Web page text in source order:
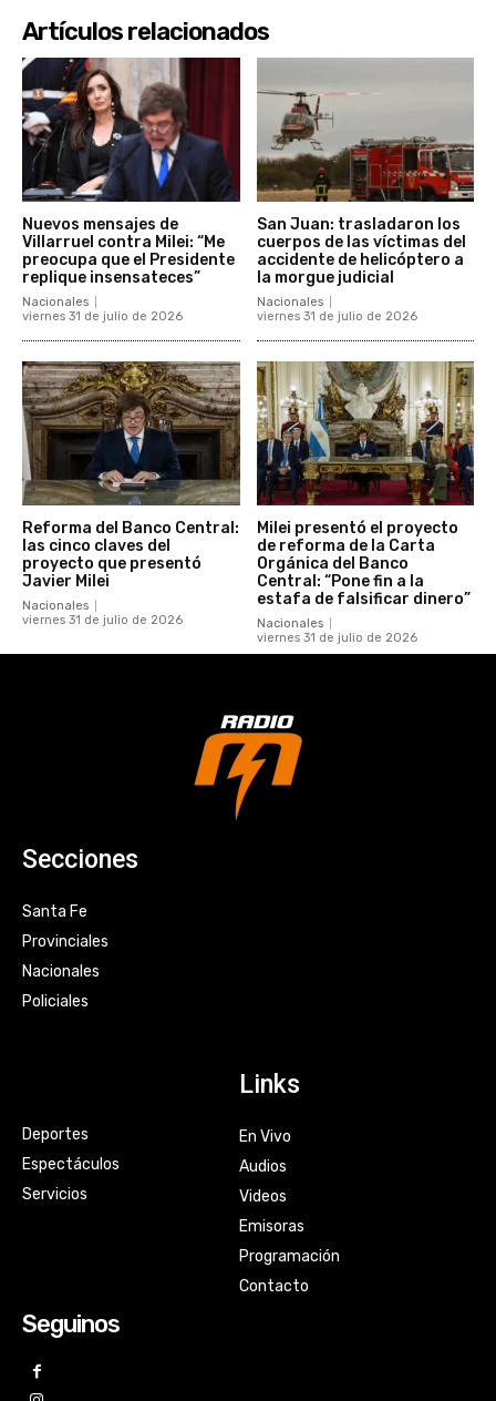
Artículos relacionados
Nuevos mensajes de
Villarruel contra Milei: “Me
preocupa que el Presidente
replique insensateces”
Nacionales
viernes 31 de julio de 2026
San Juan: trasladaron los
cuerpos de las víctimas del
accidente de helicóptero a
la morgue judicial
Nacionales
viernes 31 de julio de 2026
Reforma del Banco Central:
las cinco claves del
proyecto que presentó
Javier Milei
Nacionales
viernes 31 de julio de 2026
Milei presentó el proyecto
de reforma de la Carta
Orgánica del Banco
Central: “Pone fin a la
estafa de falsificar dinero”
Nacionales
viernes 31 de julio de 2026
Secciones
Santa Fe
Provinciales
Nacionales
Policiales
Deportes
Espectáculos
Servicios
Links
En Vivo
Audios
Videos
Emisoras
Programación
Contacto
Seguinos